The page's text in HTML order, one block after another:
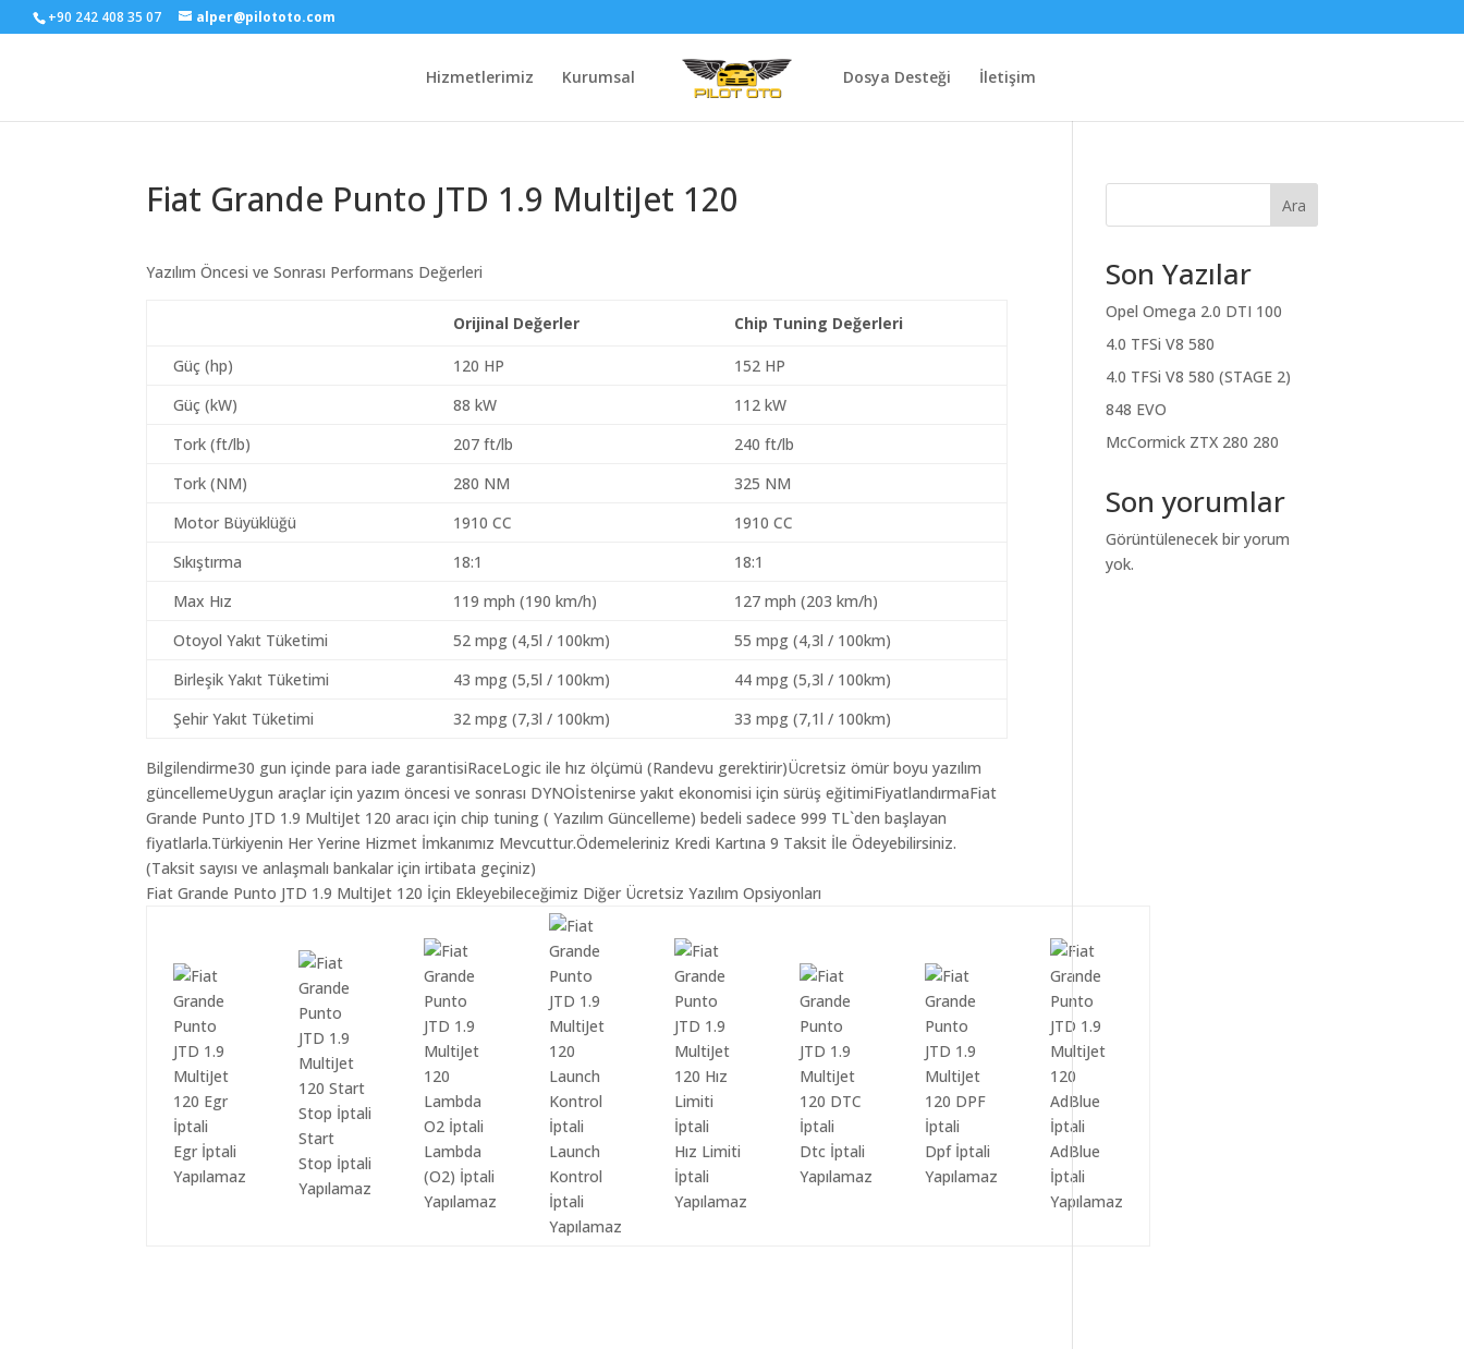
+90 242 408 35 07 alper@pilototo.com
Hizmetlerimiz Kurumsal Dosya Desteği İletişim
Fiat Grande Punto JTD 1.9 MultiJet 120
Yazılım Öncesi ve Sonrası Performans Değerleri
Orijinal Değerler Chip Tuning Değerleri
Güç (hp) 120 HP
152 HP
Güç (kW)
88 kW
112 kW
Tork (ft/lb)
207 ft/lb
240 ft/lb
Tork (NM)
280 NM
325 NM
Motor Büyüklüğü
1910 CC
1910 CC
Sıkıştırma
18:1
18:1
Max Hız
119 mph (190 km/h)
127 mph (203 km/h)
Otoyol Yakıt Tüketimi
52 mpg (4,5l / 100km)
55 mpg (4,3l / 100km)
Birleşik Yakıt Tüketimi
43 mpg (5,5l / 100km)
44 mpg (5,3l / 100km)
Şehir Yakıt Tüketimi
32 mpg (7,3l / 100km) 33 mpg (7,1l / 100km)
Bilgilendirme30 gun içinde para iade garantisiRaceLogic ile hız ölçümü (Randevu gerektirir)Ücretsiz ömür boyu yazılım
güncellemeUygun araçlar için yazım öncesi ve sonrası DYNOİstenirse yakıt ekonomisi için sürüş eğitimiFiyatlandırmaFiat
Grande Punto JTD 1.9 MultiJet 120 aracı için chip tuning ( Yazılım Güncelleme) bedeli sadece 999 TL`den başlayan
fiyatlarla.Türkiyenin Her Yerine Hizmet İmkanımız Mevcuttur.Ödemeleriniz Kredi Kartına 9 Taksit İle Ödeyebilirsiniz.
(Taksit sayısı ve anlaşmalı bankalar için irtibata geçiniz)
Fiat Grande Punto JTD 1.9 MultiJet 120 İçin Ekleyebileceğimiz Diğer Ücretsiz Yazılım Opsiyonları
Egr İptali
Yapılamaz
Start
Stop İptali
Yapılamaz
Lambda
(O2) İptali
Yapılamaz
Launch
Kontrol
İptali
Yapılamaz
Hız Limiti
İptali
Yapılamaz
Dtc İptali
Yapılamaz
Dpf İptali
Yapılamaz
AdBlue
İptali
Yapılamaz
Ara
Son Yazılar
Opel Omega 2.0 DTI 100
4.0 TFSi V8 580
4.0 TFSi V8 580 (STAGE 2)
848 EVO
McCormick ZTX 280 280
Son yorumlar
Görüntülenecek bir yorum
yok.